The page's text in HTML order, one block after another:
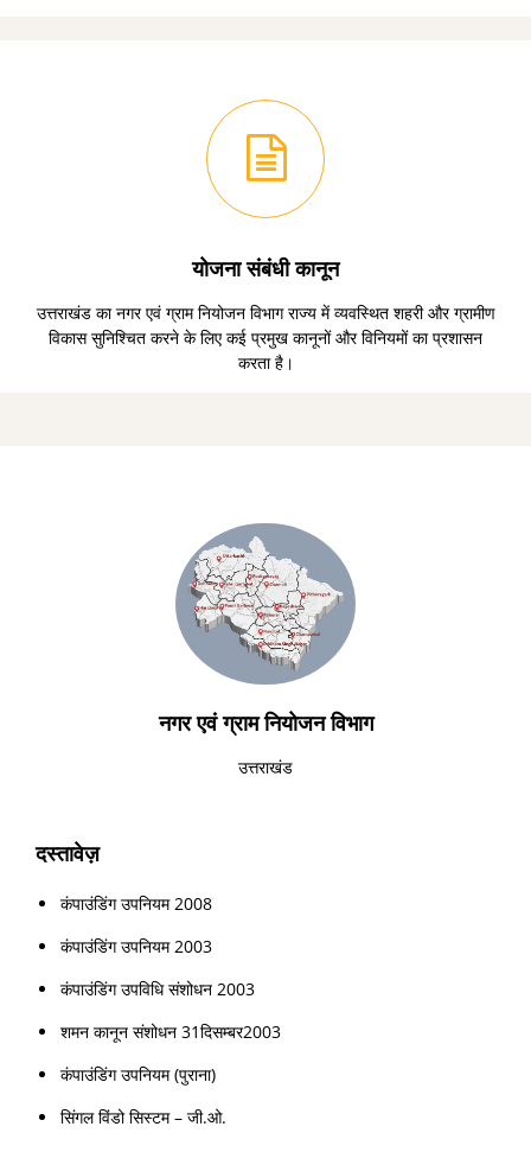
योजना संबंधी कानून
उत्तराखंड का नगर एवं ग्राम नियोजन विभाग राज्य में व्यवस्थित शहरी और ग्रामीण
विकास सुनिश्चित करने के लिए कई प्रमुख कानूनों और विनियमों का प्रशासन
करता है।
नगर एवं ग्राम नियोजन विभाग
उत्तराखंड
दस्तावेज़
कंपाउंडिंग उपनियम 2008
कंपाउंडिंग उपनियम 2003
कंपाउंडिंग उपविधि संशोधन 2003
शमन कानून संशोधन 31दिसम्बर2003
कंपाउंडिंग उपनियम (पुराना)
सिंगल विंडो सिस्टम – जी.ओ.